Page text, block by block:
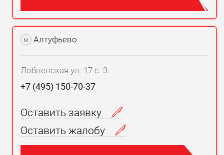
м Алтуфьево
Лобненская ул. 17 с. 3
+7 (495) 150-70-37
Оставить заявку
Оставить жалобу